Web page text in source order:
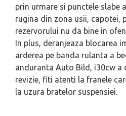
prin urmare si punctele slabe
rugina din zona usii, capotei,
rezervorului nu da bine in
In plus, deranjeaza blocarea
arderea pe banda rulanta a
anduranta Auto Bild, i30cw a
revizie, fiti atenti la franele
la uzura bratelor suspensiei.